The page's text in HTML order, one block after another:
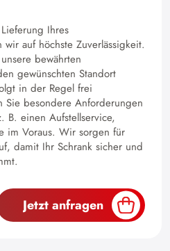
Ihres
wir auf höchste Zuverlässigkeit.
bewährten
gewünschten Standort
in der Regel frei
Sie besondere Anforderungen
einen Aufstellservice,
im Voraus. Wir sorgen für
damit Ihr Schrank sicher und
Jetzt anfragen